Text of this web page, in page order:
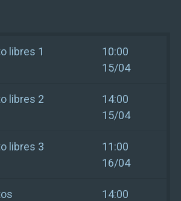
libres 1
10:00
15/04
libres 2
14:00
15/04
libres 3
11:00
16/04
14:00